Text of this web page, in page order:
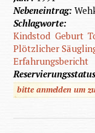
Nebeneintrag:
Schlagworte:
Kindstod Geburt
Plötzlicher
Erfahrungsbericht
bitte anmelden um